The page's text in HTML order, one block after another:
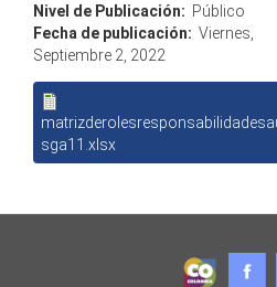
Nivel de Publicación: Público
Fecha de publicación: Viernes,
Septiembre 2, 2022
sga11.xlsx